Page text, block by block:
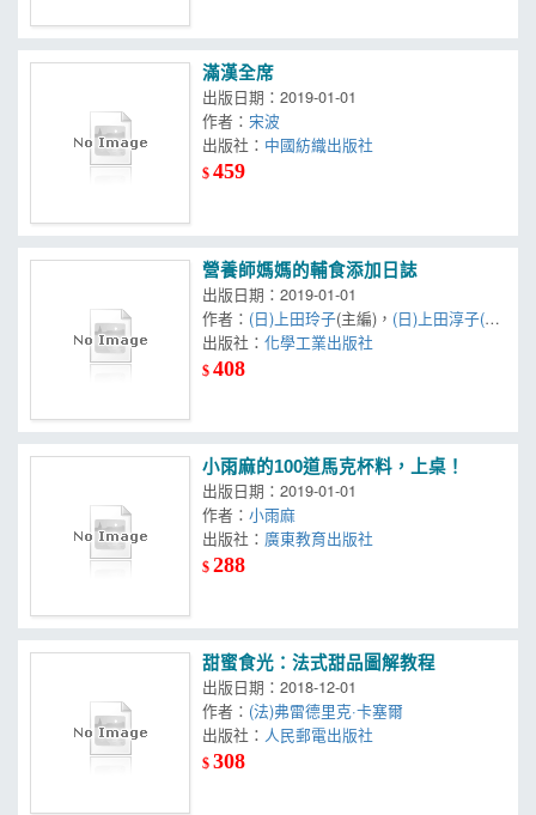
滿漢全席
出版日期：2019-01-01
作者： 宋波
出版社： 中國紡織出版社
$459
營養師媽媽的輔食添加日誌
出版日期：2019-01-01
作者： (日)上田玲子(主編)， (日)上田淳子(菜
品製作)
出版社：化學工業出版社
$408
小雨麻的100道馬克杯料，上桌！
出版日期：2019-01-01
作者：小雨麻
出版社： 廣東教育出版社
$288
甜蜜食光：法式甜品圖解教程
出版日期：2018-12-01
作者： (法)弗雷德里克·卡塞爾
出版社： 人民郵電出版社
$308